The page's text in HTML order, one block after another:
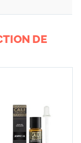
DE